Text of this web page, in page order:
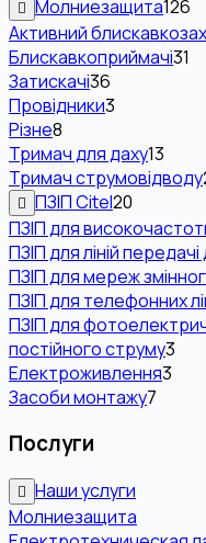
Молниезащита126
Активний
Блискавкоприймачі31
Затискачі36
Провідники3
Різне8
Тримач для даху13
Тримач струмовідводу
ПЗІП Citel20
ПЗІП для
ПЗІП для ліній
ПЗІП для мереж
ПЗІП для телефонних
ПЗІП для
постійного струму3
Електроживлення3
Засоби монтажу7
Послуги
Наши услуги
Молниезащита